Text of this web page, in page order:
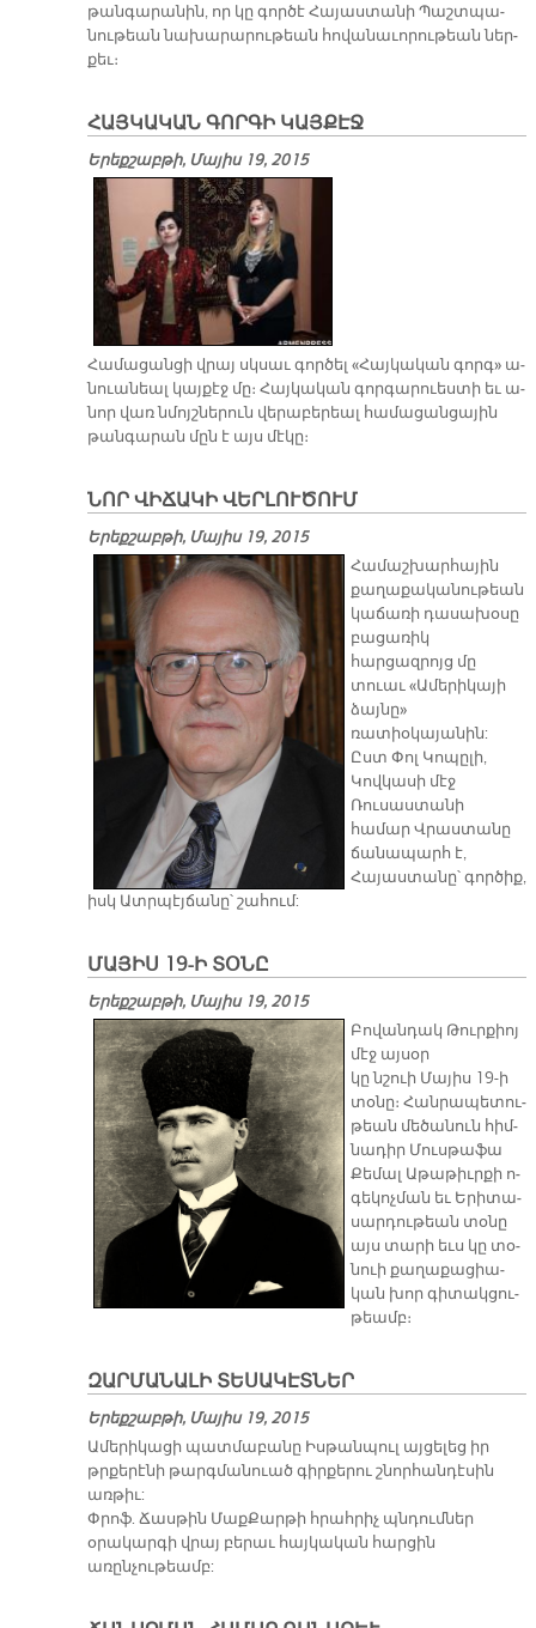
թան­գա­րա­նին, որ կը գոր­ծէ Հա­յաս­տա­նի Պաշտ­պա­
նու­թեան նա­խա­րա­րու­թեան հո­վա­նա­ւո­րու­թեան ներ­
քեւ։
ՀԱՅԿԱԿԱՆ ԳՈՐԳԻ ԿԱՅՔԷՋ
Երեքշաբթի, Մայիս 19, 2015
Հա­մա­ցան­ցի վրայ սկսաւ գոր­ծել «Հայ­կա­կան գորգ» ա­
նուա­նեալ կայ­քէջ մը։ Հայ­կա­կան գոր­գա­րուես­տի եւ ա­
նոր վառ նմոյշ­նե­րուն վե­րա­բե­րեալ հա­մա­ցան­ցա­յին
թան­գա­րան մըն է այս մէ­կը։
ՆՈՐ ՎԻՃԱԿԻ ՎԵՐԼՈՒԾՈՒՄ
Երեքշաբթի, Մայիս 19, 2015
Համաշխարհային
քաղաքականութեան
կաճառի դասախօսը
բացառիկ
հարցազրոյց մը
տուաւ «Ամերիկայի
ձայնը»
ռատիօկայանին:
Ըստ Փոլ Կոպըլի,
Կովկասի մէջ
Ռուսաստանի
համար Վրաստանը
ճանապարհ է,
Հայաստանը՝ գործիք,
իսկ Ատրպէյճանը՝ շահում:
ՄԱՅԻՍ 19-Ի ՏՕՆԸ
Երեքշաբթի, Մայիս 19, 2015
Բո­վան­դակ Թուր­քիոյ
մէջ այ­սօր
կը նշուի Մա­յիս 19-ի
տօ­նը։ Հան­րա­պե­տու­
թեան մե­ծա­նուն հիմ­
նա­դիր Մուս­թա­ֆա
Քե­մալ Ա­թա­թիւր­քի ո­
գե­կոչ­ման եւ Ե­րի­տա­
սար­դու­թեան տօ­նը
այս տա­րի եւս կը տօ­
նուի քա­ղա­քա­ցիա­
կան խոր գի­տակ­ցու­
թեամբ։
ԶԱՐՄԱՆԱԼԻ ՏԵՍԱԿԷՏՆԵՐ
Երեքշաբթի, Մայիս 19, 2015
Ամերիկացի պատմաբանը Իսթանպուլ այցելեց իր
թրքերէնի թարգմանուած գիրքերու շնորհանդէսին
առթիւ:
Փրոֆ. Ճասթին ՄաքՔարթի հրահրիչ պնդումներ
օրակարգի վրայ բերաւ հայկական հարցին
առընչութեամբ: